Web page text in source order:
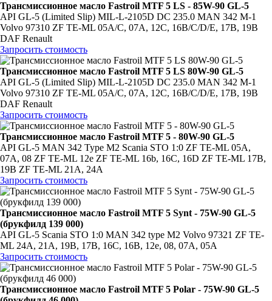
Трансмиссионное масло Fastroil MTF 5 LS - 85W-90 GL-5
API GL-5 (Limited Slip) MIL-L-2105D DC 235.0 MAN 342 M-1
Volvo 97310 ZF TE-ML 05A/C, 07A, 12C, 16B/C/D/E, 17B, 19B
DAF Renault
Запросить стоимость
Трансмиссионное масло Fastroil MTF 5 LS 80W-90 GL-5
API GL-5 (Limited Slip) MIL-L-2105D DC 235.0 MAN 342 M-1
Volvo 97310 ZF TE-ML 05A/C, 07A, 12C, 16B/C/D/E, 17B, 19B
DAF Renault
Запросить стоимость
Трансмиссионное масло Fastroil MTF 5 - 80W-90 GL-5
API GL-5 MAN 342 Type M2 Scania STO 1:0 ZF TE-ML 05A,
07A, 08 ZF TE-ML 12e ZF TE-ML 16b, 16C, 16D ZF TE-ML 17B,
19B ZF TE-ML 21A, 24A
Запросить стоимость
Трансмиссионное масло Fastroil MTF 5 Synt - 75W-90 GL-5
(брукфилд 139 000)
API GL-5 Scania STO 1:0 MAN 342 type M2 Volvo 97321 ZF TE-
ML 24A, 21А, 19В, 17В, 16С, 16B, 12e, 08, 07A, 05A
Запросить стоимость
Трансмиссионное масло Fastroil MTF 5 Polar - 75W-90 GL-5